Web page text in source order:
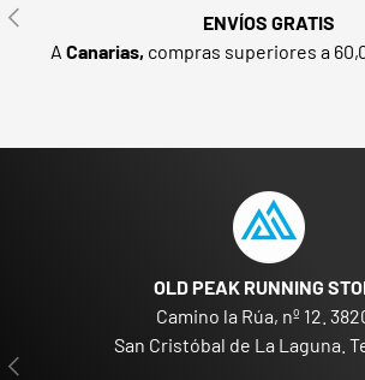
ANTERIOR
ENVÍOS GRATIS
A Canarias, compras superiores a
ANTERIOR
OLD PEAK RUNNING
Camino la Rúa, nº 12.
San Cristóbal de La Laguna.